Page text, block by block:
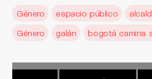
Género
espacio público
Género
galán bogotá camina